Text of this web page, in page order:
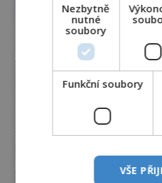
dodnes nepodařilo vysvětlit. Kamenný hrad
horách Salcburska u
Nezbytně
nutné
soubory
Funkční soubory
VŠE